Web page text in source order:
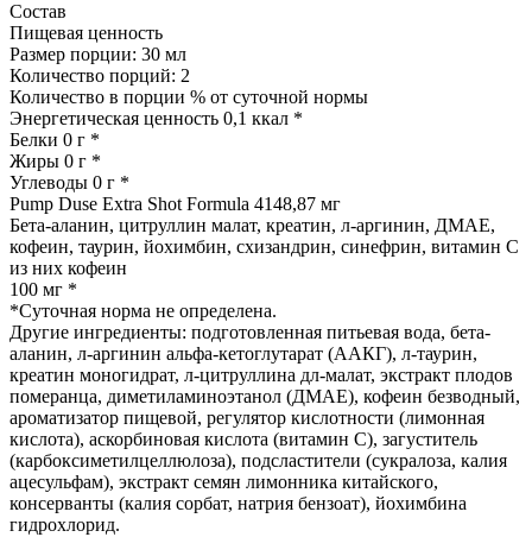
Состав
Пищевая ценность
Размер порции: 30 мл
Количество порций: 2
Количество в порции % от суточной нормы
Энергетическая ценность 0,1 ккал *
Белки 0 г *
Жиры 0 г *
Углеводы 0 г *
Pump Duse Extra Shot Formula 4148,87 мг
Бета-аланин, цитруллин малат, креатин, л-аргинин, ДМАЕ,
кофеин, таурин, йохимбин, схизандрин, синефрин, витамин С
из них кофеин
100 мг *
*Суточная норма не определена.
Другие ингредиенты: подготовленная питьевая вода, бета-
аланин, л-аргинин альфа-кетоглутарат (ААКГ), л-таурин,
креатин моногидрат, л-цитруллина дл-малат, экстракт плодов
померанца, диметиламиноэтанол (ДМАЕ), кофеин безводный,
ароматизатор пищевой, регулятор кислотности (лимонная
кислота), аскорбиновая кислота (витамин С), загуститель
(карбоксиметилцеллюлоза), подсластители (сукралоза, калия
ацесульфам), экстракт семян лимонника китайского,
консерванты (калия сорбат, натрия бензоат), йохимбина
гидрохлорид.